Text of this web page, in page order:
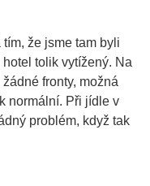
že jsme tam byli
tolik vytížený. Na
fronty, možná
normální. Při jídle v
problém, když tak